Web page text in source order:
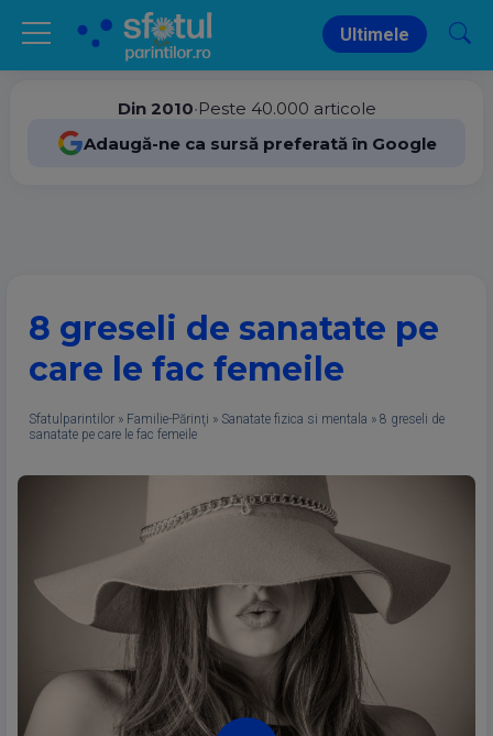
Ultimele
Din 2010•Peste 40.000 articole
Adaugă-ne ca sursă preferată în Google
8 greseli de sanatate pe
care le fac femeile
Sfatulparintilor » Familie-Părinţi » Sanatate fizica si mentala » 8 greseli de
sanatate pe care le fac femeile